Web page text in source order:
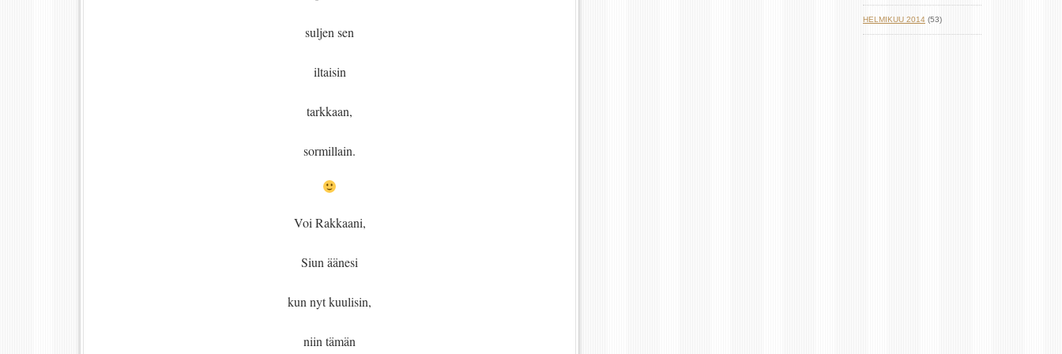
suljen sen
iltaisin
tarkkaan,
sormillain.
Voi Rakkaani,
Siun äänesi
kun nyt kuulisin,
niin tämän
HELMIKUU 2014 (53)